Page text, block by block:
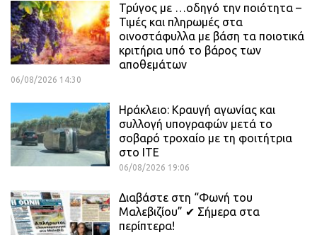
Τρύγος με …οδηγό την ποιότητα –
Τιμές και πληρωμές στα
οινοστάφυλλα με βάση τα ποιοτικά
κριτήρια υπό το βάρος των
αποθεμάτων
06/08/2026 14:30
Ηράκλειο: Κραυγή αγωνίας και
συλλογή υπογραφών μετά το
σοβαρό τροχαίο με τη φοιτήτρια
στο ΙΤΕ
06/08/2026 19:06
Διαβάστε στη “Φωνή του
Μαλεβιζίου” ✔ Σήμερα στα
περίπτερα!